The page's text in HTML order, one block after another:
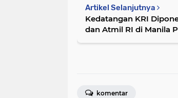
Artikel Selanjutnya
Kedatangan KRI
dan Atmil RI di Manila
komentar